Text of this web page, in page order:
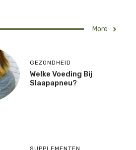
More
GEZONDHEID
Welke Voeding Bij
Slaapapneu?
SUPPLEMENTEN